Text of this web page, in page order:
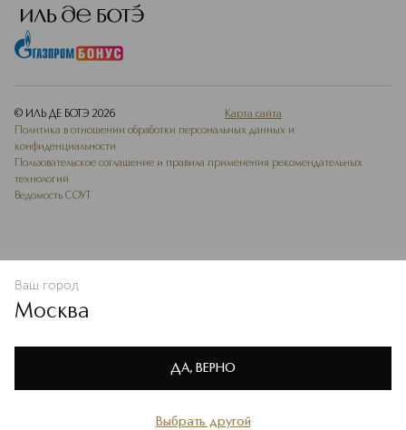
Политике конфиденциальности
В КОРЗИНУ
© ИЛЬ ДЕ БОТЭ 2026
Карта сайта
Политика в отношении обработки персональных данных и
конфиденциальности
Пользовательское соглашение и правила применения рекомендательных
технологий
Ведомость СОУТ
Ваш город
Москва
Выбрать другой
ДА, ВЕРНО